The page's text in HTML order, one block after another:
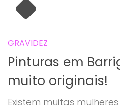
GRAVIDEZ
Pinturas em
muito originais!
Existem muitas